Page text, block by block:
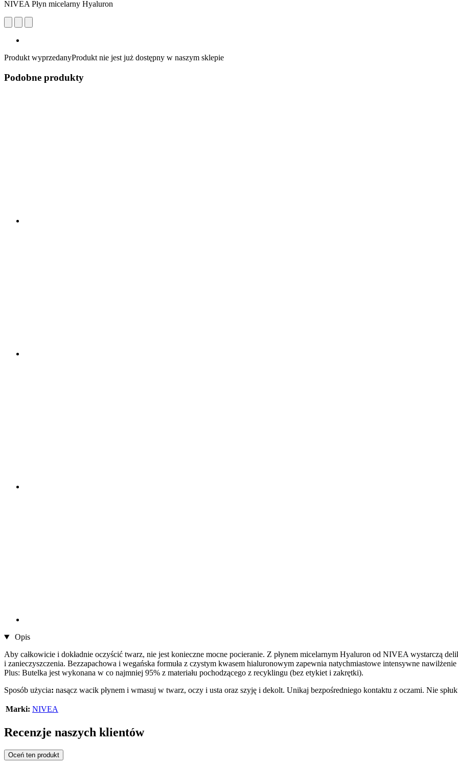
NIVEA Płyn micelarny Hyaluron
Produkt wyprzedanyProdukt nie jest już dostępny w naszym sklepie
Podobne produkty
Opis
Aby całkowicie i dokładnie oczyścić twarz, nie jest konieczne mocne pocieranie. Z płynem micelarnym Hyaluron od NIVEA wystarczą
i zanieczyszczenia. Bezzapachowa i wegańska formuła z czystym kwasem hialuronowym zapewnia natychmiastowe intensywne
Plus: Butelka jest wykonana w co najmniej 95% z materiału pochodzącego z recyklingu (bez etykiet i zakrętki).
Sposób użycia: nasącz wacik płynem i wmasuj w twarz, oczy i usta oraz szyję i dekolt. Unikaj bezpośredniego kontaktu z oczami. Nie
Marki: NIVEA
Recenzje naszych klientów
Oceń ten produkt